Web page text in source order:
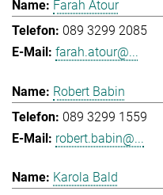
Farah Atour
089 3299 2085
farah.atour@...
Robert Babin
089 3299 1559
robert.babin@...
Karola Bald